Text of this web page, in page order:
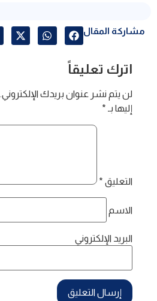
مشاركة المقال
اترك تعليقاً
لن يتم نشر عنوان بريدك الإلكتروني.
إليها بـ *
التعليق *
الاسم
البريد الإلكتروني